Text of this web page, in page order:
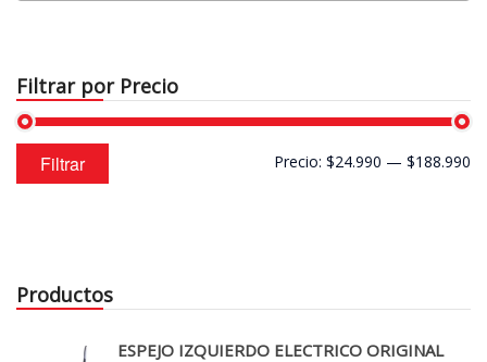
Filtrar por Precio
Precio
mínimo
Precio
máximo
Filtrar Precio: $24.990 — $188.990
Productos
ESPEJO IZQUIERDO ELECTRICO ORIGINAL